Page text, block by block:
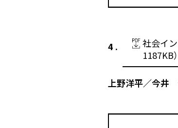
社会イ
1187KB）
上野洋平／今井